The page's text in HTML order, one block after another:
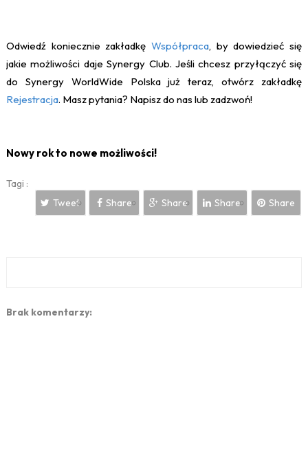
Odwiedź koniecznie zakładkę Współpraca, by dowiedzieć się
jakie możliwości daje Synergy Club. Jeśli chcesz przyłączyć się
do Synergy WorldWide Polska już teraz, otwórz zakładkę
Rejestracja. Masz pytania? Napisz do nas lub zadzwoń!
Nowy rok to nowe możliwości!
Tagi :
Tweet
Share Share Share Share
Brak komentarzy: